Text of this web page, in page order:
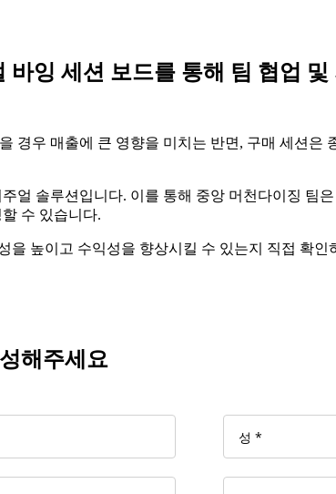
바잉 세션 보드를 통해 팀 협업
경우 매출에 큰 영향을 미치는 반면, 구매 세션은
얼 솔루션입니다. 이를 통해 중앙 머천다이징 팀
수 있습니다.
을 높이고 수익성을 향상시킬 수 있는지 직접 확인
해주세요